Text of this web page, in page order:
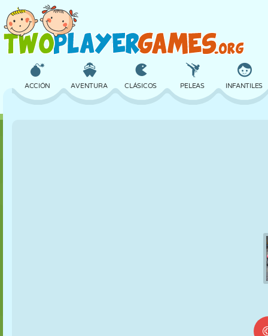
ACCIÓN AVENTURA CLÁSICOS PELEAS INFANTILES
LABERINTOS
TRES EN RAYA